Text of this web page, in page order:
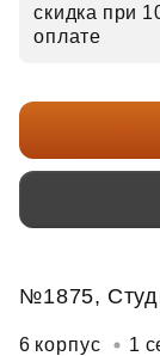
скидка при
оплате
№1875,
6 корпус 1